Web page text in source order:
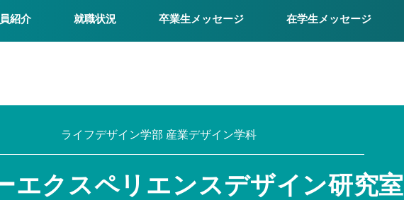
紹介 就職状況 卒業生メッセージ 在学生メッセージ
ライフデザイン学部 産業デザイン学科
エクスペリエンスデザイン研究室